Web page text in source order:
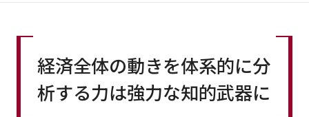
経済全体の動きを体系的に分
析する力は強力な知的武器に